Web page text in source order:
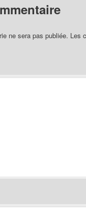
ne sera pas publiée. Les